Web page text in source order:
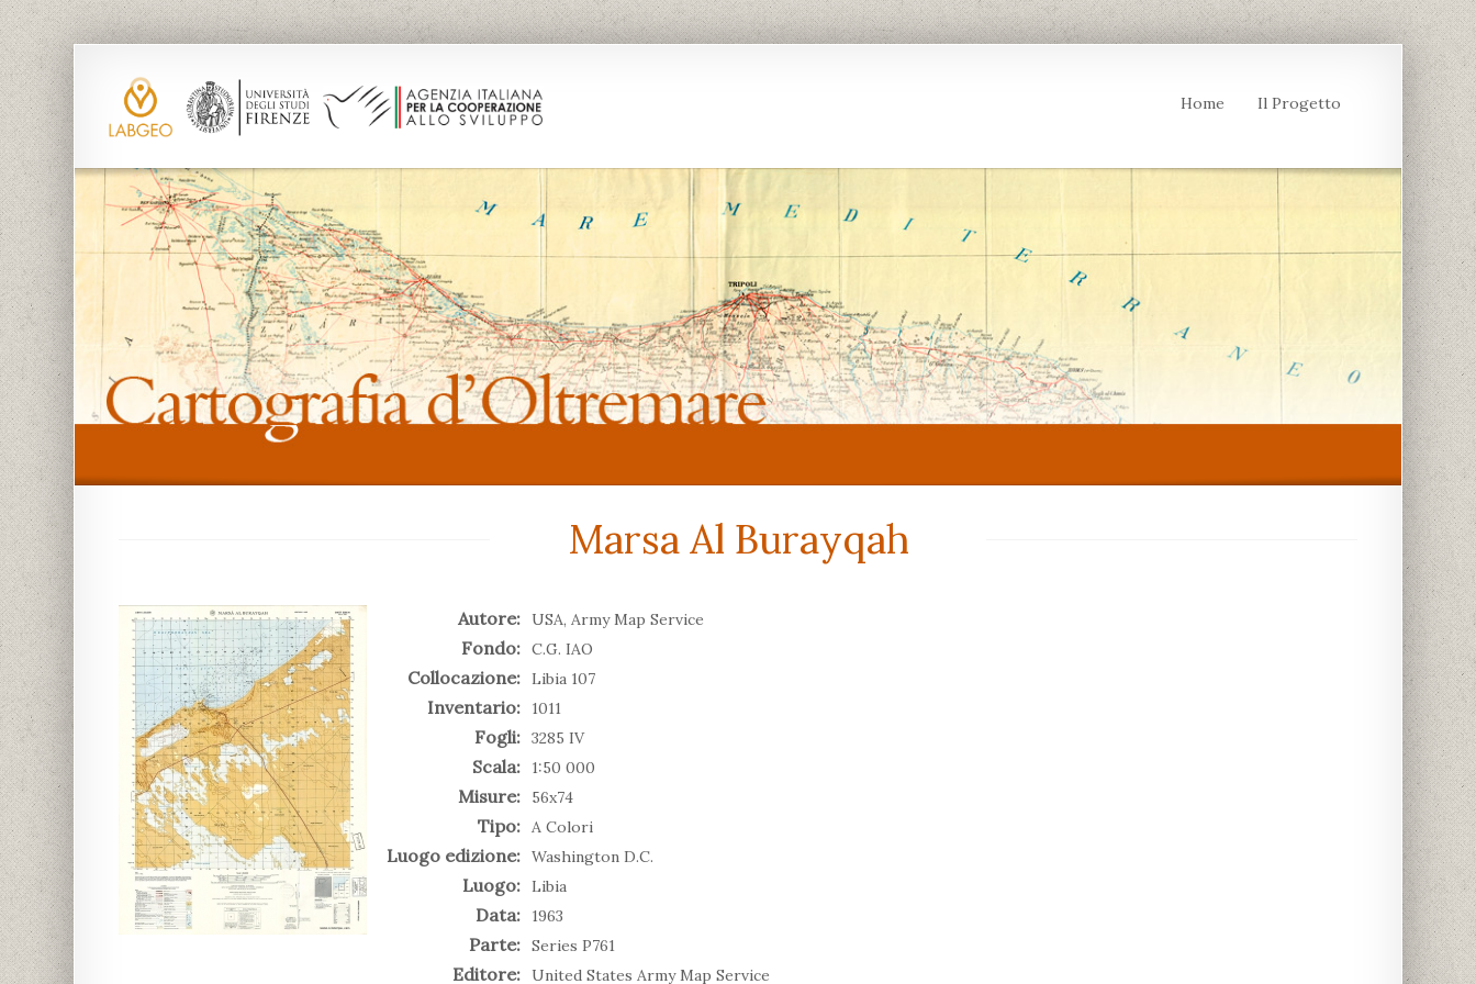
Home Il Progetto
Marsa Al Burayqah
Autore: USA, Army Map Service
Fondo: C.G. IAO
Collocazione: Libia 107
Inventario: 1011
Fogli: 3285 IV
Scala: 1:50 000
Misure: 56x74
Tipo: A Colori
Luogo edizione: Washington D.C.
Luogo: Libia
Data: 1963
Parte: Series P761
Editore: United States Army Map Service